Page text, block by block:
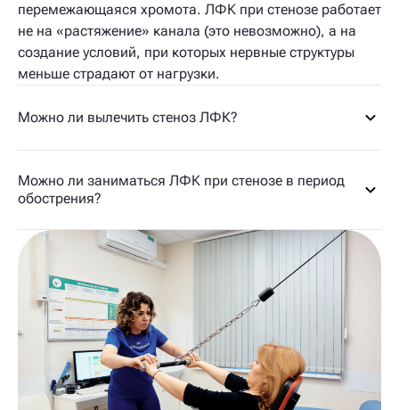
перемежающаяся хромота. ЛФК при стенозе работает
не на «растяжение» канала (это невозможно), а на
создание условий, при которых нервные структуры
меньше страдают от нагрузки.
Можно ли вылечить стеноз ЛФК?
Можно ли заниматься ЛФК при стенозе в период
обострения?